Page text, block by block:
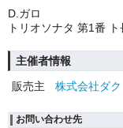
D.ガロ
トリオソナタ 第1番
主催者情報
販売主
株式会社ダク
お問い合わせ先